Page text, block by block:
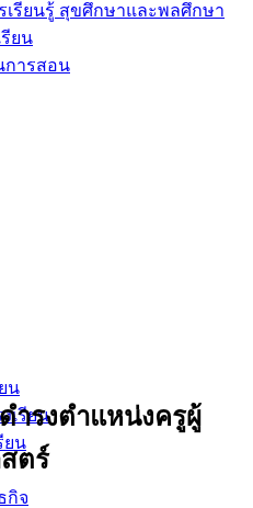
เรียนรู้ สุขศึกษาและพลศึกษา
ยน
ารสอน
น
เรียน
ยน
กิจ
ำรงตำแหน่งครูผู้
ตร์